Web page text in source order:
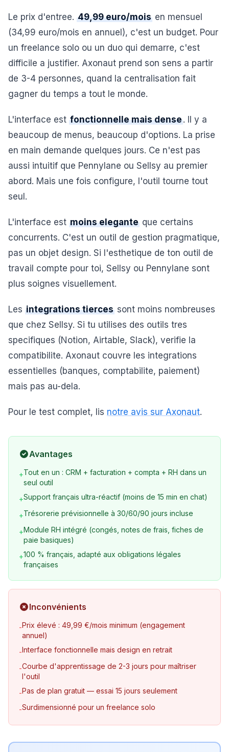
Le prix d'entree. 49,99 euro/mois en mensuel
(34,99 euro/mois en annuel), c'est un budget. Pour
un freelance solo ou un duo qui demarre, c'est
difficile a justifier. Axonaut prend son sens a partir
de 3-4 personnes, quand la centralisation fait
gagner du temps a tout le monde.
L'interface est fonctionnelle mais dense. Il y a
beaucoup de menus, beaucoup d'options. La prise
en main demande quelques jours. Ce n'est pas
aussi intuitif que Pennylane ou Sellsy au premier
abord. Mais une fois configure, l'outil tourne tout
seul.
L'interface est moins elegante que certains
concurrents. C'est un outil de gestion pragmatique,
pas un objet design. Si l'esthetique de ton outil de
travail compte pour toi, Sellsy ou Pennylane sont
plus soignes visuellement.
Les integrations tierces sont moins nombreuses
que chez Sellsy. Si tu utilises des outils tres
specifiques (Notion, Airtable, Slack), verifie la
compatibilite. Axonaut couvre les integrations
essentielles (banques, comptabilite, paiement)
mais pas au-dela.
Pour le test complet, lis notre avis sur Axonaut.
Avantages
+Tout en un : CRM + facturation + compta + RH dans un
seul outil
+Support français ultra-réactif (moins de 15 min en chat)
+Trésorerie prévisionnelle à 30/60/90 jours incluse
+Module RH intégré (congés, notes de frais, fiches de
paie basiques)
+100 % français, adapté aux obligations légales
françaises
Inconvénients
-Prix élevé : 49,99 €/mois minimum (engagement
annuel)
-Interface fonctionnelle mais design en retrait
-Courbe d'apprentissage de 2-3 jours pour maîtriser
l'outil
-Pas de plan gratuit — essai 15 jours seulement
-Surdimensionné pour un freelance solo